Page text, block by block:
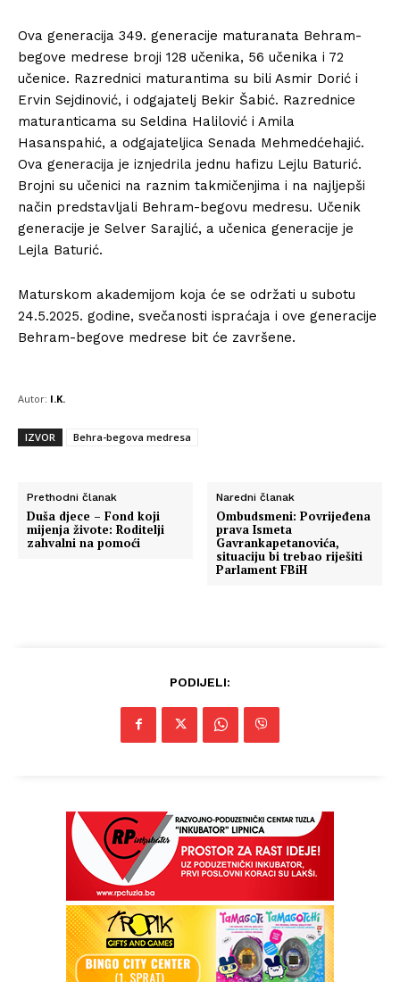
Ova generacija 349. generacije maturanata Behram-
begove medrese broji 128 učenika, 56 učenika i 72
učenice. Razrednici maturantima su bili Asmir Dorić i
Ervin Sejdinović, i odgajatelj Bekir Šabić. Razrednice
maturanticama su Seldina Halilović i Amila
Hasanspahić, a odgajateljica Senada Mehmedćehajić.
Ova generacija je iznjedrila jednu hafizu Lejlu Baturić.
Brojni su učenici na raznim takmičenjima i na najljepši
način predstavljali Behram-begovu medresu. Učenik
generacije je Selver Sarajlić, a učenica generacije je
Lejla Baturić.
Maturskom akademijom koja će se održati u subotu
24.5.2025. godine, svečanosti ispraćaja i ove generacije
Behram-begove medrese bit će završene.
Autor: I.K.
IZVOR Behra-begova medresa
Prethodni članak
Duša djece – Fond koji
mijenja živote: Roditelji
zahvalni na pomoći
Naredni članak
Ombudsmeni: Povrijeđena
prava Ismeta
Gavrankapetanovića,
situaciju bi trebao riješiti
Parlament FBiH
PODIJELI: